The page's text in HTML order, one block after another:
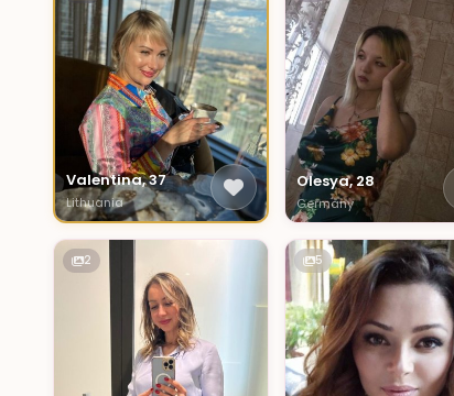
Valentina, 37
Lithuania
Olesya, 28
Germany
2 5